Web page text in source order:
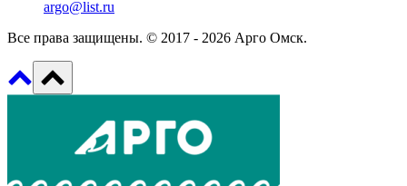
argo@list.ru
Все права защищены. © 2017 - 2026 Арго Омск.